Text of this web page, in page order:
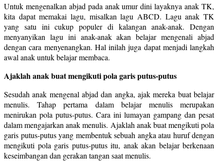
Untuk mengenalkan abjad pada anak umur dini layaknya anak TK,
kita dapat memakai lagu, misalkan lagu ABCD. Lagu anak TK
yang satu ini cukup populer di kalangan anak-anak. Dengan
menyanyikan lagu ini anak-anak akan belajar mengenali abjad
dengan cara menyenangkan. Hal inilah juga dapat menjadi langkah
awal anak untuk belajar membaca.
Ajaklah anak buat mengikuti pola garis putus-putus
Sesudah anak mengenal abjad dan angka, ajak mereka buat belajar
menulis. Tahap pertama dalam belajar menulis merupakan
menirukan pola putus-putus. Cara ini lumayan gampang dan pesat
dalam mengajarkan anak menulis. Ajaklah anak buat mengikuti pola
garis putus-putus yang membentuk sebuah angka atau huruf dengan
mengikuti pola garis putus-putus itu, anak akan belajar berkenaan
keseimbangan dan gerakan tangan saat menulis.